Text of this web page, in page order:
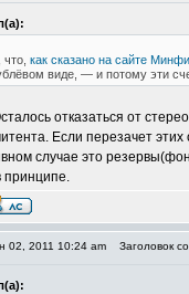
как сказано на сайте
виде, — и потому эти
отказаться от
Если перезачет
случае это
принципе.
02, 2011 10:24 am Заголовок